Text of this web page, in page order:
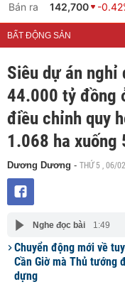
Bán ra
142,700 -
BẤT ĐỘNG SẢN
Siêu dự án
44.000 tỷ đồng
điều chỉnh quy
1.068 ha xuống
Dương Dương - THỨ 5 , 06/
Nghe đọc bài 1:49
Chuyển động mới về
Cần Giờ mà Thủ tướng
dựng